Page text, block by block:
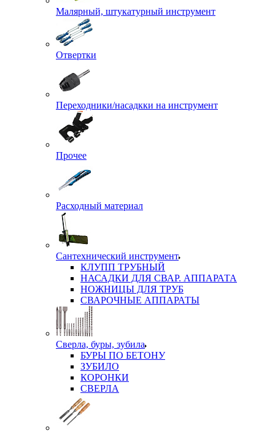
Малярный, штукатурный инструмент
Отвертки
Переходники/насадкки на инструмент
Прочее
Расходный материал
Сантехнический инструмент
КЛУПП ТРУБНЫЙ
НАСАДКИ ДЛЯ СВАР. АППАРАТА
НОЖНИЦЫ ДЛЯ ТРУБ
СВАРОЧНЫЕ АППАРАТЫ
Сверла, буры, зубила
БУРЫ ПО БЕТОНУ
ЗУБИЛО
КОРОНКИ
СВЕРЛА